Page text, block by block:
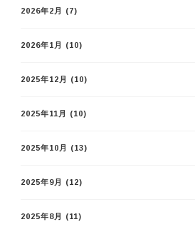
2026年2月 (7)
2026年1月 (10)
2025年12月 (10)
2025年11月 (10)
2025年10月 (13)
2025年9月 (12)
2025年8月 (11)